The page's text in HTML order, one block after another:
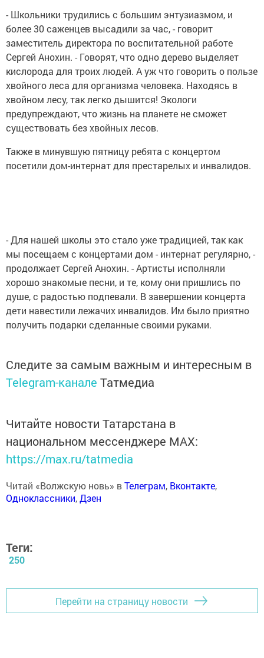
- Школьники трудились с большим энтузиазмом, и
более 30 саженцев высадили за час, - говорит
заместитель директора по воспитательной работе
Сергей Анохин. - Говорят, что одно дерево выделяет
кислорода для троих людей. А уж что говорить о пользе
хвойного леса для организма человека. Находясь в
хвойном лесу, так легко дышится! Экологи
предупреждают, что жизнь на планете не сможет
существовать без хвойных лесов.
Также в минувшую пятницу ребята с концертом
посетили дом-интернат для престарелых и инвалидов.
- Для нашей школы это стало уже традицией, так как
мы посещаем с концертами дом - интернат регулярно, -
продолжает Сергей Анохин. - Артисты исполняли
хорошо знакомые песни, и те, кому они пришлись по
душе, с радостью подпевали. В завершении концерта
дети навестили лежачих инвалидов. Им было приятно
получить подарки сделанные своими руками.
Следите за самым важным и интересным в
Telegram-канале Татмедиа
Читайте новости Татарстана в
национальном мессенджере MАХ:
https://max.ru/tatmedia
Читай «Волжскую новь» вТелеграм, Вконтакте,
Одноклассники,Дзен
Теги:
250
Перейти на страницу новости